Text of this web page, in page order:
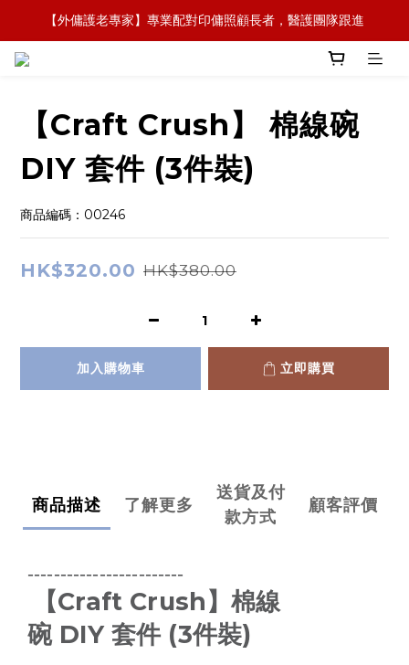
【全新概念】長者護理復康用品，可租可買，彈性選擇
【外傭護老專家】專業配對印傭照顧長者，醫護團隊跟進
【政府資助】善用社區照顧服務券，上門服務及租用產品
【Craft Crush】 棉線碗
DIY 套件 (3件裝)
商品編碼：00246
HK$320.00 HK$380.00
加入購物車 立即購買
商品描述 了解更多
送貨及付
款方式
顧客評價
------------------------
【Craft Crush 】棉線
碗DIY 套件(3件裝)